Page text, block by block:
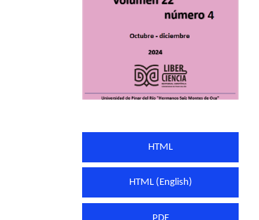
HTML
HTML (English)